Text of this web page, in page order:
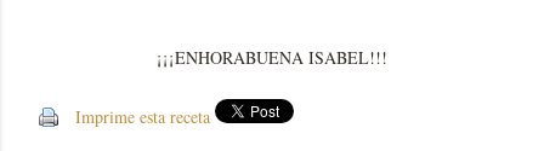
¡¡¡ENHORABUENA ISABEL!!!
Imprime esta receta